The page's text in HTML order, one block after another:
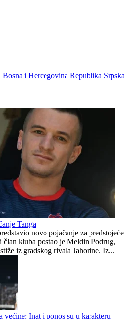
Bosna i Hercegovina Republika Srpska
za
Petar Sučić postao otac
Borac savladao Vitebsk i sa
značajnim kapitalom čeka
revanš u Bjelorusiji
u
Borac s igračem više tek do
minimalne pobjede nad
prvakom Bjelorusije